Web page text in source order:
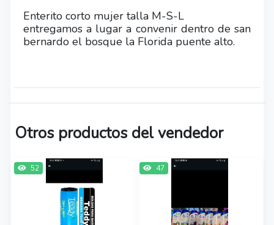
Enterito corto mujer talla M-S-L
entregamos a lugar a convenir dentro de san
bernardo el bosque la Florida puente alto.
Otros productos del vendedor
52 47